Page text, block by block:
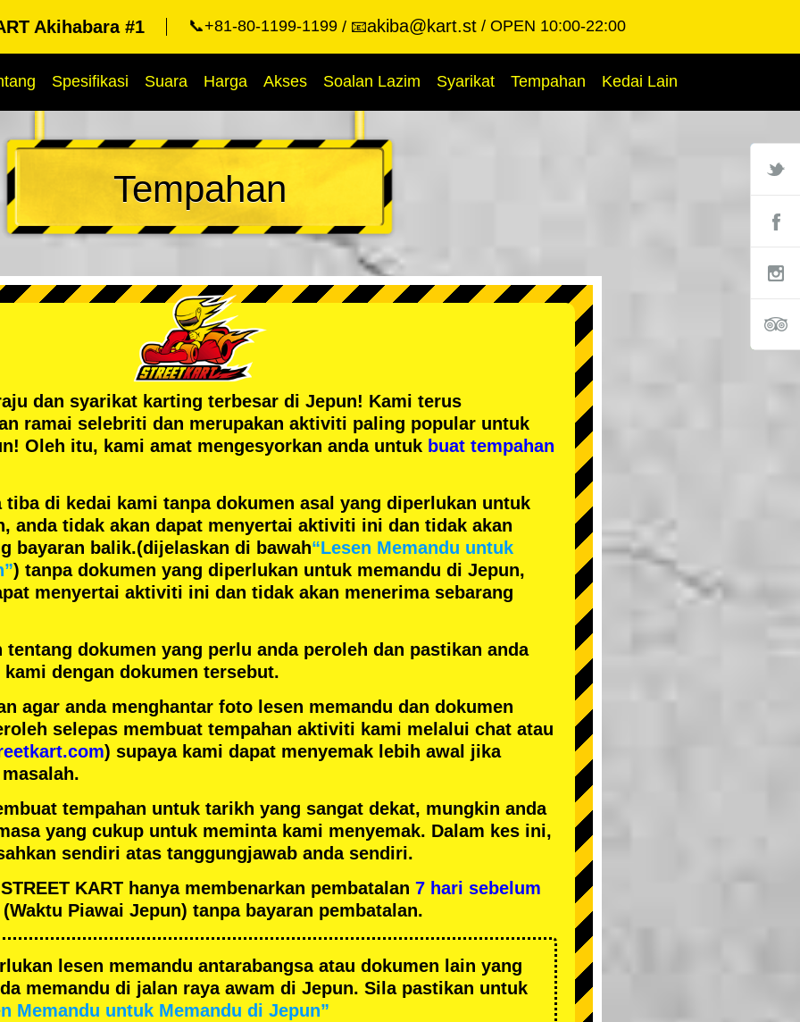
Akihabara #1 📞+81-80-1199-1199 📧akiba@kart.st OPEN 10:00-22:00
Spesifikasi Suara Harga Akses Soalan Lazim Syarikat Tempahan Kedai Lain
Tempahan
dan syarikat karting terbesar di Jepun! Kami terus
ramai selebriti dan merupakan aktiviti paling popular untuk
Oleh itu, kami amat mengesyorkan anda untuk buat tempahan
tiba di kedai kami tanpa dokumen asal yang diperlukan untuk
anda tidak akan dapat menyertai aktiviti ini dan tidak akan
bayaran balik.(dijelaskan di bawah“Lesen Memandu untuk
) tanpa dokumen yang diperlukan untuk memandu di Jepun,
menyertai aktiviti ini dan tidak akan menerima sebarang
tentang dokumen yang perlu anda peroleh dan pastikan anda
dengan dokumen tersebut.
agar anda menghantar foto lesen memandu dan dokumen
selepas membuat tempahan aktiviti kami melalui chat atau
) supaya kami dapat menyemak lebih awal jika
tempahan untuk tarikh yang sangat dekat, mungkin anda
yang cukup untuk meminta kami menyemak. Dalam kes ini,
sendiri atas tanggungjawab anda sendiri.
KART hanya membenarkan pembatalan 7 hari sebelum
Piawai Jepun) tanpa bayaran pembatalan.
lesen memandu antarabangsa atau dokumen lain yang
memandu di jalan raya awam di Jepun. Sila pastikan untuk
Memandu untuk Memandu di Jepun”